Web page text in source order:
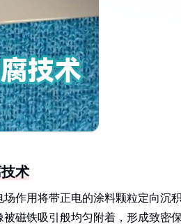
术
作用将带正电的涂料颗粒定向沉
磁铁吸引般均匀附着，形成致密